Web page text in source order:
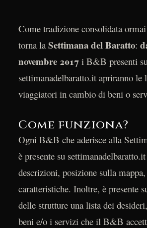
Come tradizione consolidata
torna la Settimana del Baratto:
novembre 2017i B&B presenti
settimanadelbaratto.it apriranno le
viaggiatori in cambio di beni o
Come funziona?
Ogni B&B che aderisce alla
è presente su
descrizioni, posizione sulla
caratteristiche. Inoltre, è presente
delle strutture una lista dei
beni e/o i servizi che il B&B